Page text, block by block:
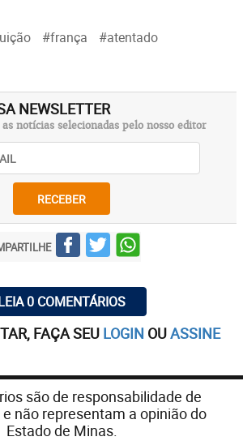
#frança #atentado
NEWSLETTER
notícias selecionadas pelo nosso editor
RECEBER
0 COMENTÁRIOS
FAÇA SEU LOGIN OUASSINE
são de responsabilidade de
não representam a opinião do
Estado de Minas.